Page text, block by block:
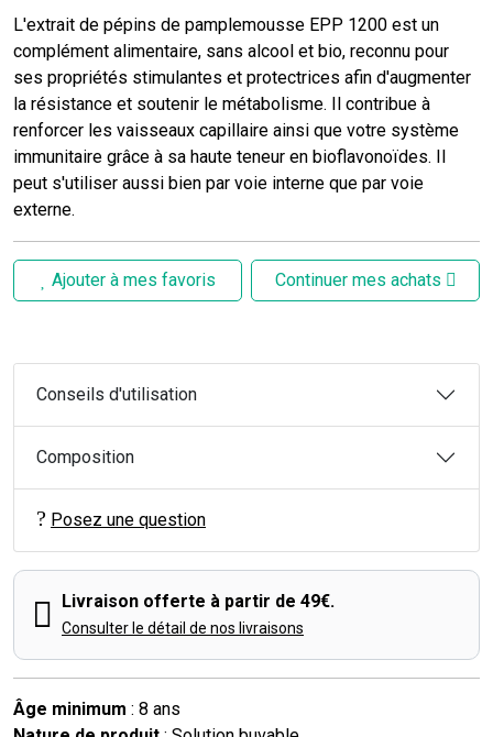
L'extrait de pépins de pamplemousse EPP 1200 est un
complément alimentaire, sans alcool et bio, reconnu pour
ses propriétés stimulantes et protectrices afin d'augmenter
la résistance et soutenir le métabolisme. Il contribue à
renforcer les vaisseaux capillaire ainsi que votre système
immunitaire grâce à sa haute teneur en bioflavonoïdes. Il
peut s'utiliser aussi bien par voie interne que par voie
externe.
Ajouter à mes favoris Continuer mes achats
Conseils d'utilisation
Composition
Posez une question
Livraison offerte à partir de 49€.
Consulter le détail de nos livraisons
Âge minimum : 8 ans